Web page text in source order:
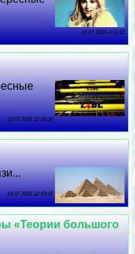
16 07 2026 4:33:12
15 07 2026 12:28:30
14 07 2026 12:59:41
«Теории большого